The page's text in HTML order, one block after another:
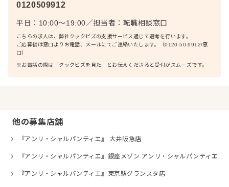
0120509912
平日：10:00〜19:00／担当者： 転職相談窓口
こちらの求人は、弊社クックビズの支援サービス通じて選考を行います。
ご応募後は窓口よりお電話、メールにてご連絡いたします。（0120-50-9912/窓
口）
※お電話の際は「クックビズを見た」とお伝えくださると受付がスムーズです。
他の募集店舗
『アンリ・シャルパンティエ』 大井阪急店
『アンリ・シャルパンティエ』銀座メゾン アンリ・シャルパンティエ
『アンリ・シャルパンティエ』東京駅グランスタ店